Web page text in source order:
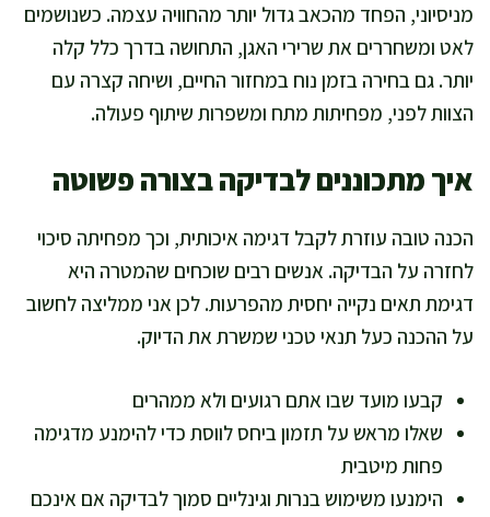
מניסיוני, הפחד מהכאב גדול יותר מהחוויה עצמה. כשנושמים
לאט ומשחררים את שרירי האגן, התחושה בדרך כלל קלה
יותר. גם בחירה בזמן נוח במחזור החיים, ושיחה קצרה עם
הצוות לפני, מפחיתות מתח ומשפרות שיתוף פעולה.
איך מתכוננים לבדיקה בצורה פשוטה
הכנה טובה עוזרת לקבל דגימה איכותית, וכך מפחיתה סיכוי
לחזרה על הבדיקה. אנשים רבים שוכחים שהמטרה היא
דגימת תאים נקייה יחסית מהפרעות. לכן אני ממליצה לחשוב
על ההכנה כעל תנאי טכני שמשרת את הדיוק.
קבעו מועד שבו אתם רגועים ולא ממהרים
שאלו מראש על תזמון ביחס לווסת כדי להימנע מדגימה
פחות מיטבית
הימנעו משימוש בנרות וגינליים סמוך לבדיקה אם אינכם